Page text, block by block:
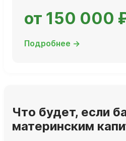
от 150 000
Подробнее →
Что будет, если
материнским